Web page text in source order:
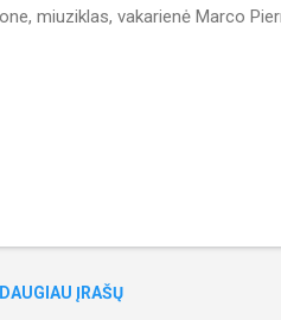
miuziklas, vakarienė Marco
DAUGIAU ĮRAŠŲ